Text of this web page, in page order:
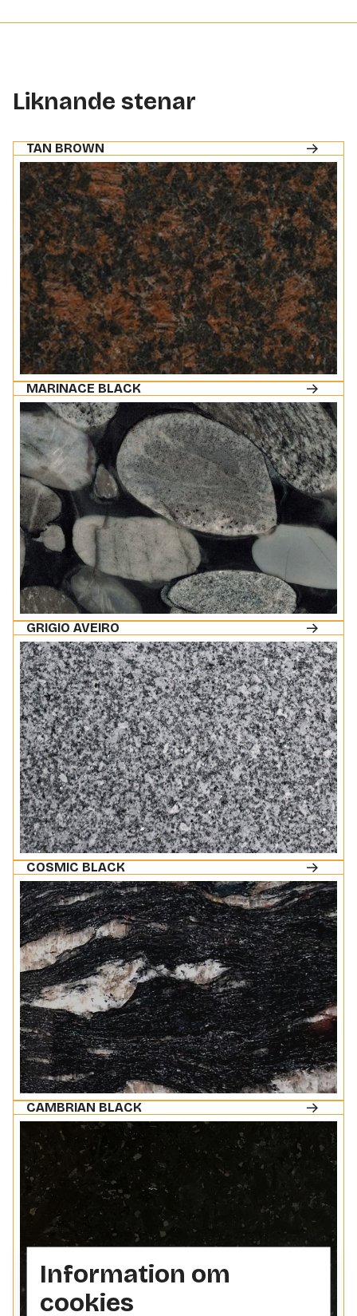
Liknande stenar
TAN BROWN
MARINACE BLACK
GRIGIO AVEIRO
COSMIC BLACK
CAMBRIAN BLACK
Information om
cookies